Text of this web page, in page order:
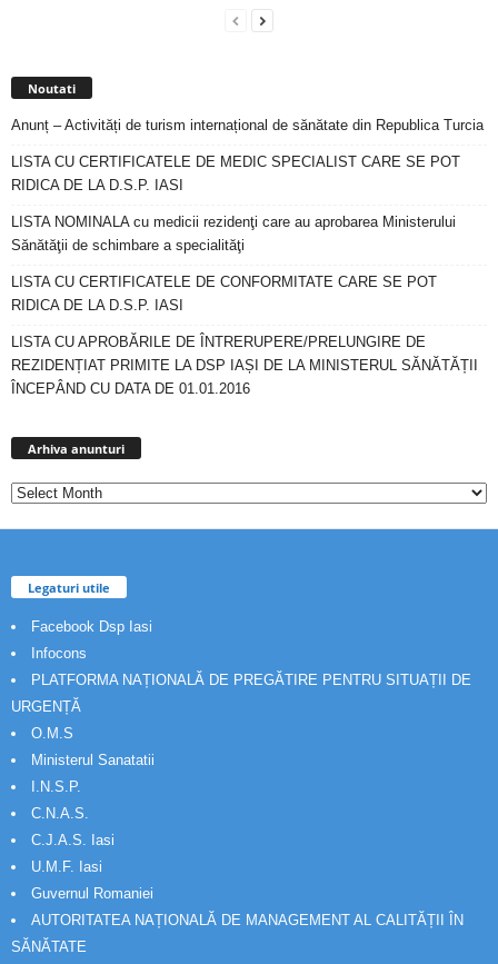
Noutati
Anunț – Activități de turism internațional de sănătate din Republica Turcia
LISTA CU CERTIFICATELE DE MEDIC SPECIALIST CARE SE POT
RIDICA DE LA D.S.P. IASI
LISTA NOMINALA cu medicii rezidenţi care au aprobarea Ministerului
Sănătăţii de schimbare a specialităţi
LISTA CU CERTIFICATELE DE CONFORMITATE CARE SE POT
RIDICA DE LA D.S.P. IASI
LISTA CU APROBĂRILE DE ÎNTRERUPERE/PRELUNGIRE DE
REZIDENȚIAT PRIMITE LA DSP IAȘI DE LA MINISTERUL SĂNĂTĂȚII
ÎNCEPÂND CU DATA DE 01.01.2016
Arhiva anunturi
Legaturi utile
Facebook Dsp Iasi
Infocons
PLATFORMA NAȚIONALĂ DE PREGĂTIRE PENTRU SITUAȚII DE
URGENȚĂ
O.M.S
Ministerul Sanatatii
I.N.S.P.
C.N.A.S.
C.J.A.S. Iasi
U.M.F. Iasi
Guvernul Romaniei
AUTORITATEA NAȚIONALĂ DE MANAGEMENT AL CALITĂȚII ÎN
SĂNĂTATE